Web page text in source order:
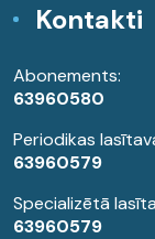
Kontakti
Abonements:
63960580
Periodikas
63960579
Specializētā
63960579